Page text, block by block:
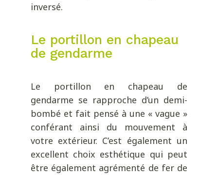
inversé.
Le portillon en chapeau
de gendarme
Le portillon en chapeau de
gendarme se rapproche d’un demi-
bombé et fait pensé à une « vague »
conférant ainsi du mouvement à
votre extérieur. C’est également un
excellent choix esthétique qui peut
être également agrémenté de fer de